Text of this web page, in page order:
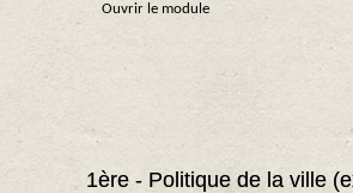
Ouvrir le module
1ère - Politique de la ville